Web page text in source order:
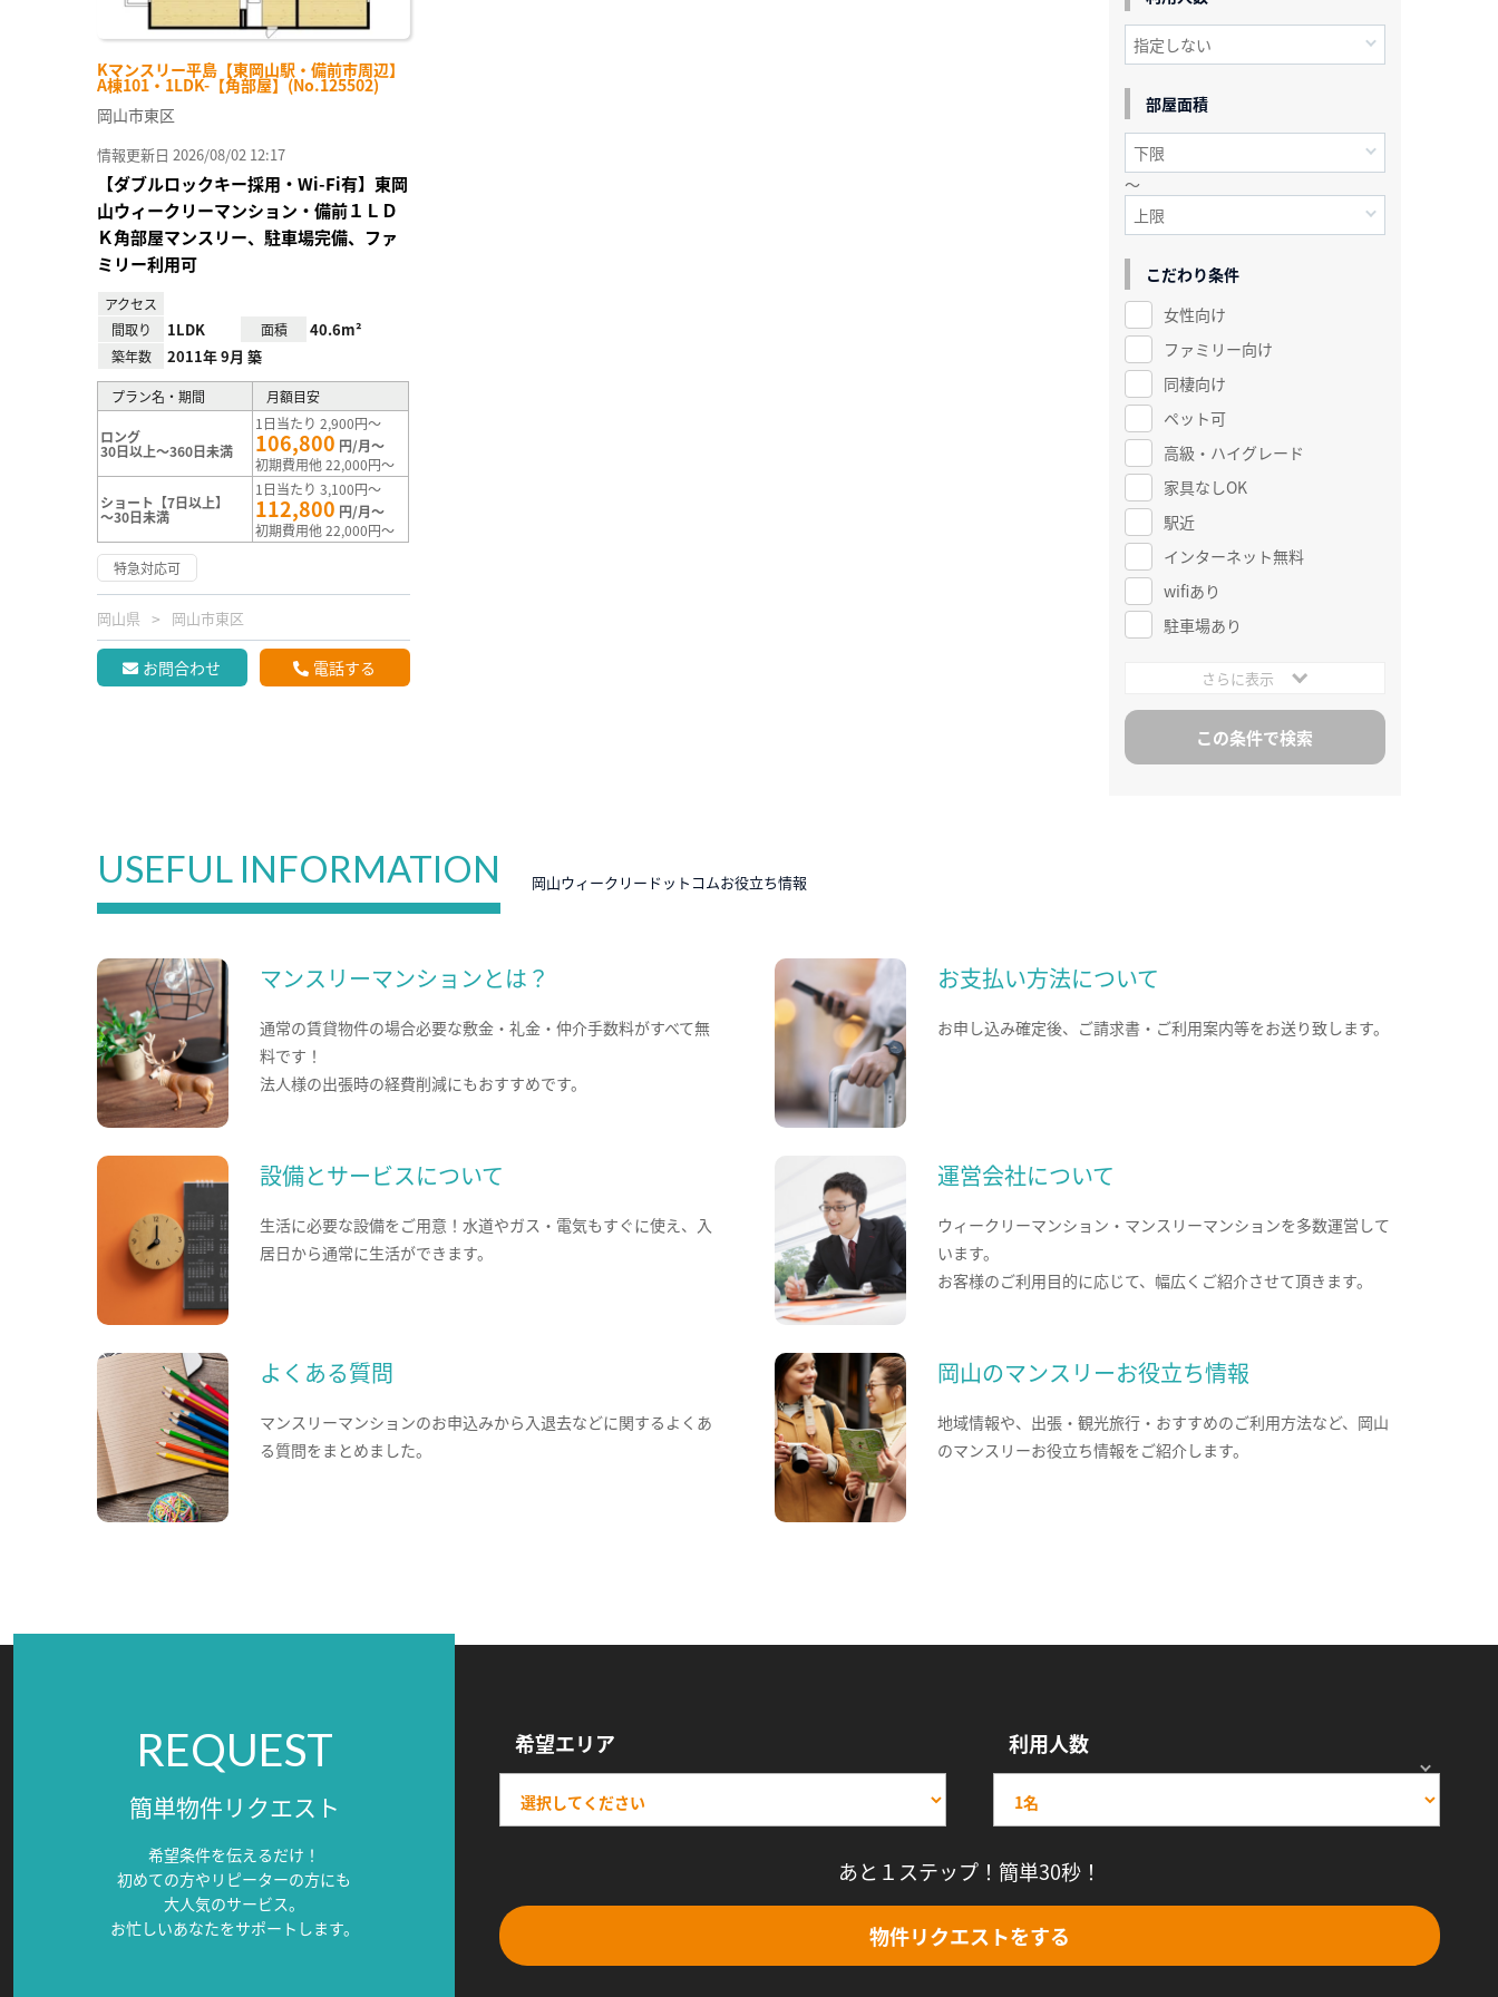
Kマンスリー平島【東岡山駅・備前市周辺】
A棟101・1LDK-【角部屋】(No.125502)
岡山市東区
情報更新日 2026/08/02 12:17
【ダブルロックキー採用・Wi-Fi有】東岡
山ウィークリーマンション・備前１ＬＤ
Ｋ角部屋マンスリー、駐車場完備、ファ
ミリー利用可
アクセス
間取り
1LDK 面積 40.6m²
築年数 2011年 9月 築
プラン名・期間 月額目安
ロング
30日以上～360日未満
1日当たり 2,900円～
106,800 円/月～
初期費用他 22,000円～
ショート【7日以上】
～30日未満
1日当たり 3,100円～
112,800 円/月～
初期費用他 22,000円～
特急対応可
岡山県 岡山市東区
お問合わせ 電話する
部屋面積
～
こだわり条件
女性向け
ファミリー向け
同棲向け
ペット可
高級・ハイグレード
家具なしOK
駅近
インターネット無料
wifiあり
駐車場あり
さらに表示
USEFUL INFORMATION 岡山ウィークリードットコムお役立ち情報
マンスリーマンションとは？
通常の賃貸物件の場合必要な敷金・礼金・仲介手数料がすべて無
料です！
法人様の出張時の経費削減にもおすすめです。
お支払い方法について
お申し込み確定後、ご請求書・ご利用案内等をお送り致します。
設備とサービスについて
生活に必要な設備をご用意！水道やガス・電気もすぐに使え、入
居日から通常に生活ができます。
運営会社について
ウィークリーマンション・マンスリーマンションを多数運営して
います。
お客様のご利用目的に応じて、幅広くご紹介させて頂きます。
よくある質問
マンスリーマンションのお申込みから入退去などに関するよくあ
る質問をまとめました。
岡山のマンスリーお役立ち情報
地域情報や、出張・観光旅行・おすすめのご利用方法など、岡山
のマンスリーお役立ち情報をご紹介します。
REQUEST
簡単物件リクエスト
希望条件を伝えるだけ！
初めての方やリピーターの方にも
大人気のサービス。
お忙しいあなたをサポートします。
希望エリア 利用人数
あと１ステップ！簡単30秒！
物件リクエストをする